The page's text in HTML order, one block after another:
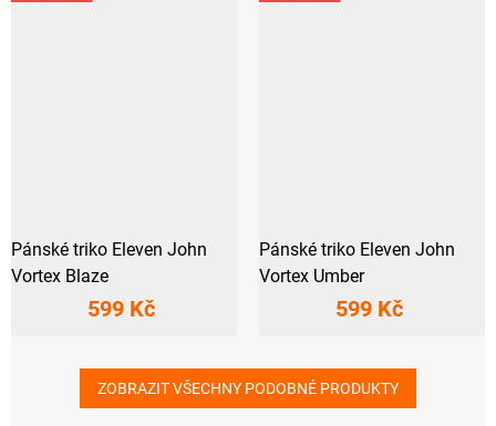
Pánské triko Eleven John
Vortex Blaze
599 Kč
Pánské triko Eleven John
Vortex Umber
599 Kč
ZOBRAZIT VŠECHNY PODOBNÉ PRODUKTY